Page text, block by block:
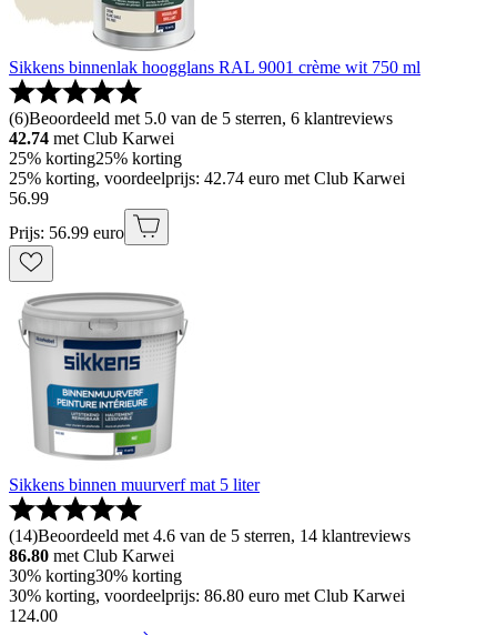
Sikkens binnenlak hoogglans RAL 9001 crème wit 750 ml
(6)Beoordeeld met 5.0 van de 5 sterren, 6 klantreviews
42.74 met Club Karwei
25% korting25% korting
25% korting, voordeelprijs: 42.74 euro met Club Karwei
56.99
Prijs: 56.99 euro
Sikkens binnen muurverf mat 5 liter
(14)Beoordeeld met 4.6 van de 5 sterren, 14 klantreviews
86.80 met Club Karwei
30% korting30% korting
30% korting, voordeelprijs: 86.80 euro met Club Karwei
124.00